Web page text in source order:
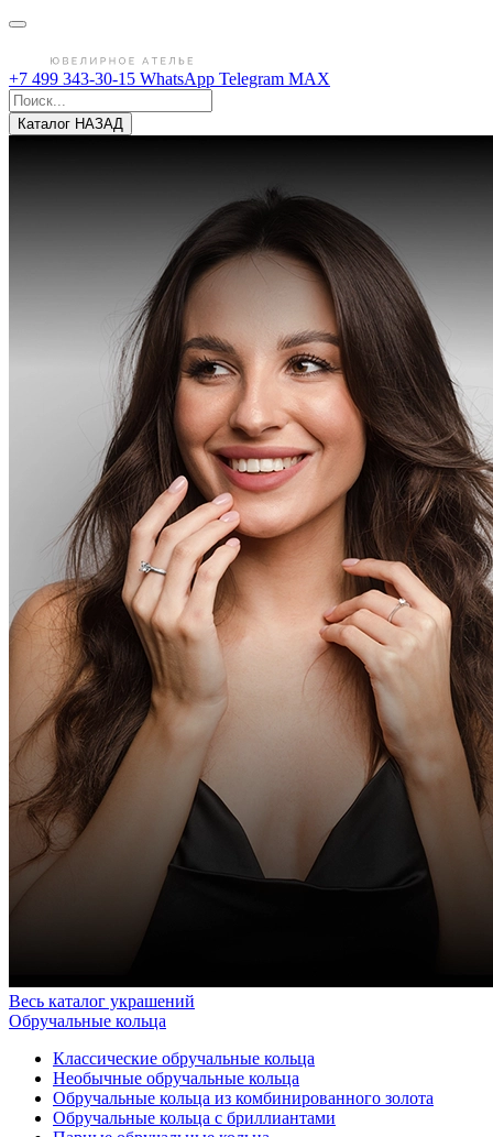
+7 499 343-30-15 WhatsApp Telegram MAX
Каталог НАЗАД
Весь каталог украшений
Обручальные кольца
Классические обручальные кольца
Необычные обручальные кольца
Обручальные кольца из комбинированного золота
Обручальные кольца с бриллиантами